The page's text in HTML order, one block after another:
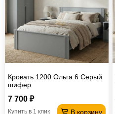
Кровать 1200 Ольга 6 Серый
шифер
7 700 ₽
В корзину
Купить в 1 клик